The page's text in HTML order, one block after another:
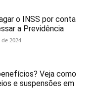
o INSS por conta
a Previdência
2024
Veja como
e suspensões em